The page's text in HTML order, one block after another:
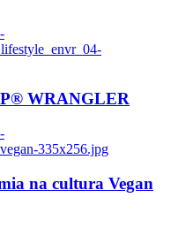
WRANGLER
335x256.jpg
na cultura Vegan